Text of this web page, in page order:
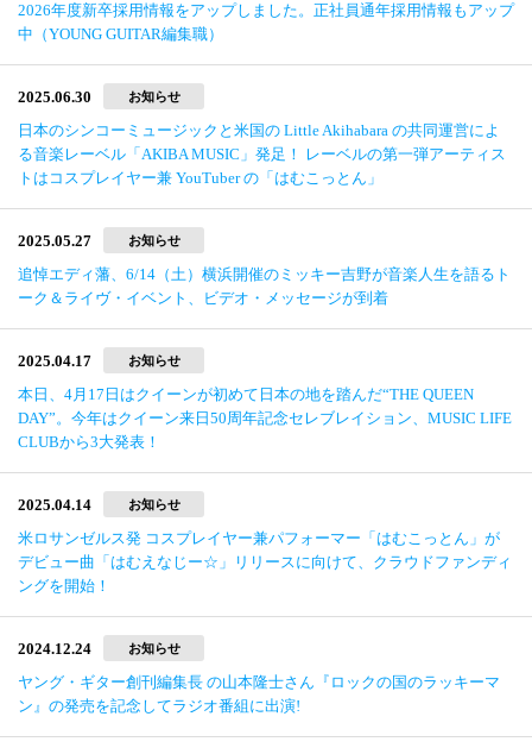
2026年度新卒採用情報をアップしました。正社員通年採用情報もアップ
中（YOUNG GUITAR編集職）
2025.06.30 お知らせ
日本のシンコーミュージックと米国の Little Akihabara の共同運営によ
る音楽レーベル「AKIBA MUSIC」発足！ レーベルの第一弾アーティス
トはコスプレイヤー兼 YouTuber の「はむこっとん」
2025.05.27 お知らせ
追悼エディ藩、6/14（土）横浜開催のミッキー吉野が音楽人生を語るト
ーク＆ライヴ・イベント、ビデオ・メッセージが到着
2025.04.17 お知らせ
本日、4月17日はクイーンが初めて日本の地を踏んだ“THE QUEEN
DAY”。今年はクイーン来日50周年記念セレブレイション、MUSIC LIFE
CLUBから3大発表！
2025.04.14 お知らせ
米ロサンゼルス発 コスプレイヤー兼パフォーマー「はむこっとん」が
デビュー曲「はむえなじー☆」リリースに向けて、クラウドファンディ
ングを開始！
2024.12.24 お知らせ
ヤング・ギター創刊編集長 の山本隆士さん『ロックの国のラッキーマ
ン』の発売を記念してラジオ番組に出演!